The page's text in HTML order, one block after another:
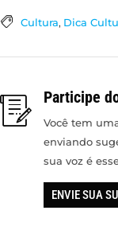
Cultura, Dica
Participe
Você tem
enviando
sua voz é
ENVIE SUA